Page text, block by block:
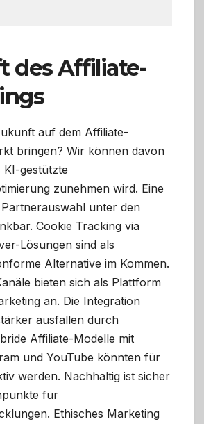
des Affiliate-
auf dem Affiliate-
bringen? Wir können davon
KI-gestützte
zunehmen wird. Eine
unter den
Cookie Tracking via
Lösungen sind als
Alternative im Kommen.
bieten sich als Plattform
an. Die Integration
ausfallen durch
Affiliate-Modelle mit
und YouTube könnten für
werden. Nachhaltig ist sicher
für
Ethisches Marketing